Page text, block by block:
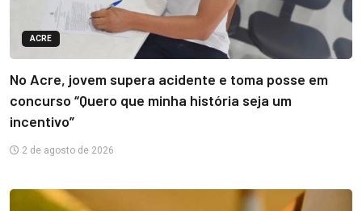
ACRE
No Acre, jovem supera acidente e toma posse em
concurso “Quero que minha história seja um
incentivo”
2 de agosto de 2026